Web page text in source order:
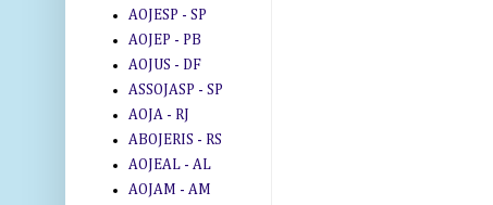
AOJESP - SP
AOJEP - PB
AOJUS - DF
ASSOJASP - SP
AOJA - RJ
ABOJERIS - RS
AOJEAL - AL
AOJAM - AM